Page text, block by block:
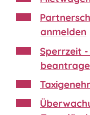
anmelden
Sperrzeit